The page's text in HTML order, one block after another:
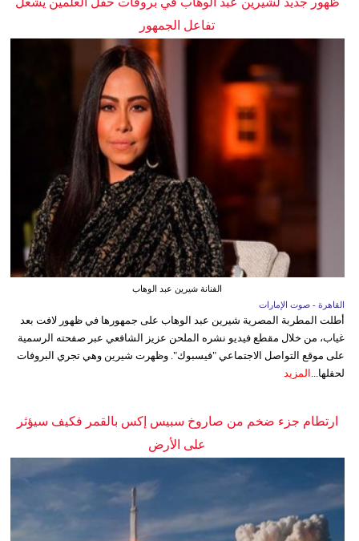
تفاعل الجمهور
الفنانة شيرين عبد الوهاب
القاهرة - صوت الإمارات
أطلت المطربة المصرية شيرين عبد الوهاب على جمهورها في ظهور لافت بعد
غياب، من خلال مقطع فيديو نشره الملحن عزيز الشافعي عبر صفحته الرسمية
على موقع التواصل الاجتماعي "فيسبوك". وظهرت شيرين وهي تجري البروفات
لحفلها... المزيد
ارتطام جزء ضخم من صاروخ سبيس إكس بالقمر فكيف سيؤثر
على الأرض